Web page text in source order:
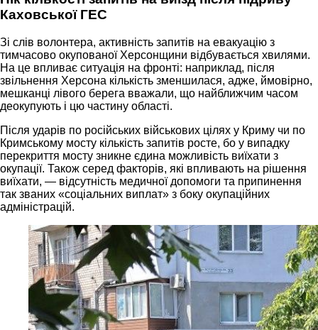
Каховської ГЕС
Зі слів волонтера, активність запитів на евакуацію з
тимчасово окупованої Херсонщини відбувається хвилями.
На це впливає ситуація на фронті: наприклад, після
звільнення Херсона кількість зменшилася, адже, ймовірно,
мешканці лівого берега вважали, що найближчим часом
деокупують і цю частину області.
Після ударів по російських військових цілях у Криму чи по
Кримському мосту кількість запитів росте, бо у випадку
перекриття мосту зникне єдина можливість виїхати з
окупації. Також серед факторів, які впливають на рішення
виїхати, — відсутність медичної допомоги та припинення
так званих «соціальних виплат» з боку окупаційних
адміністрацій.